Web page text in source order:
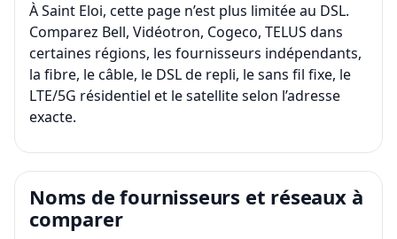
À Saint Eloi, cette page n’est plus limitée au DSL.
Comparez Bell, Vidéotron, Cogeco, TELUS dans
certaines régions, les fournisseurs indépendants,
la fibre, le câble, le DSL de repli, le sans fil fixe, le
LTE/5G résidentiel et le satellite selon l’adresse
exacte.
Noms de fournisseurs et réseaux à
comparer